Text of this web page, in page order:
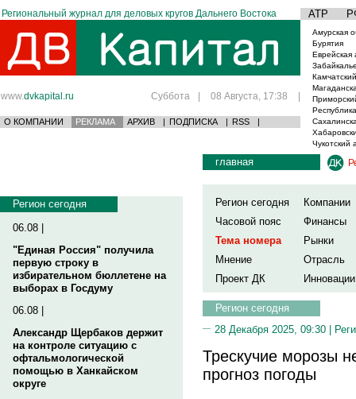
Региональный журнал для деловых кругов Дальнего Востока АТР
www.dvkapital.ru Суббота | 08 Августа, 17:38 |
О КОМПАНИИ РЕКЛАМА АРХИВ | ПОДПИСКА | RSS |
Амурская
Бурятия
Еврейская
Чукотский
Регион сегодня
06.08 |
"Единая Россия" получила
первую строку в
избирательном бюллетене на
выборах в Госдуму
06.08 |
Александр Щербаков держит
на контроле ситуацию с
офтальмологической
помощью в Ханкайском
округе
главная
Регион сегодня
Компании
Часовой пояс
Финансы
Тема номера
Рынки
Мнение
Отрасль
Проект ДК
Инновации
Регион сегодня
28 Декабря 2025, 09:30 |
Трескучие морозы
прогноз погоды